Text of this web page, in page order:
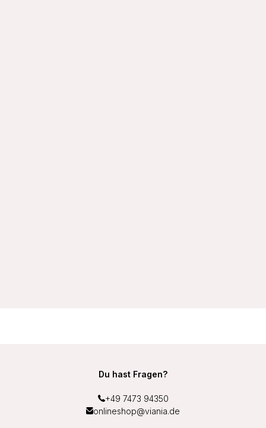
Du hast Fragen?
+49 7473 94350
onlineshop@viania.de